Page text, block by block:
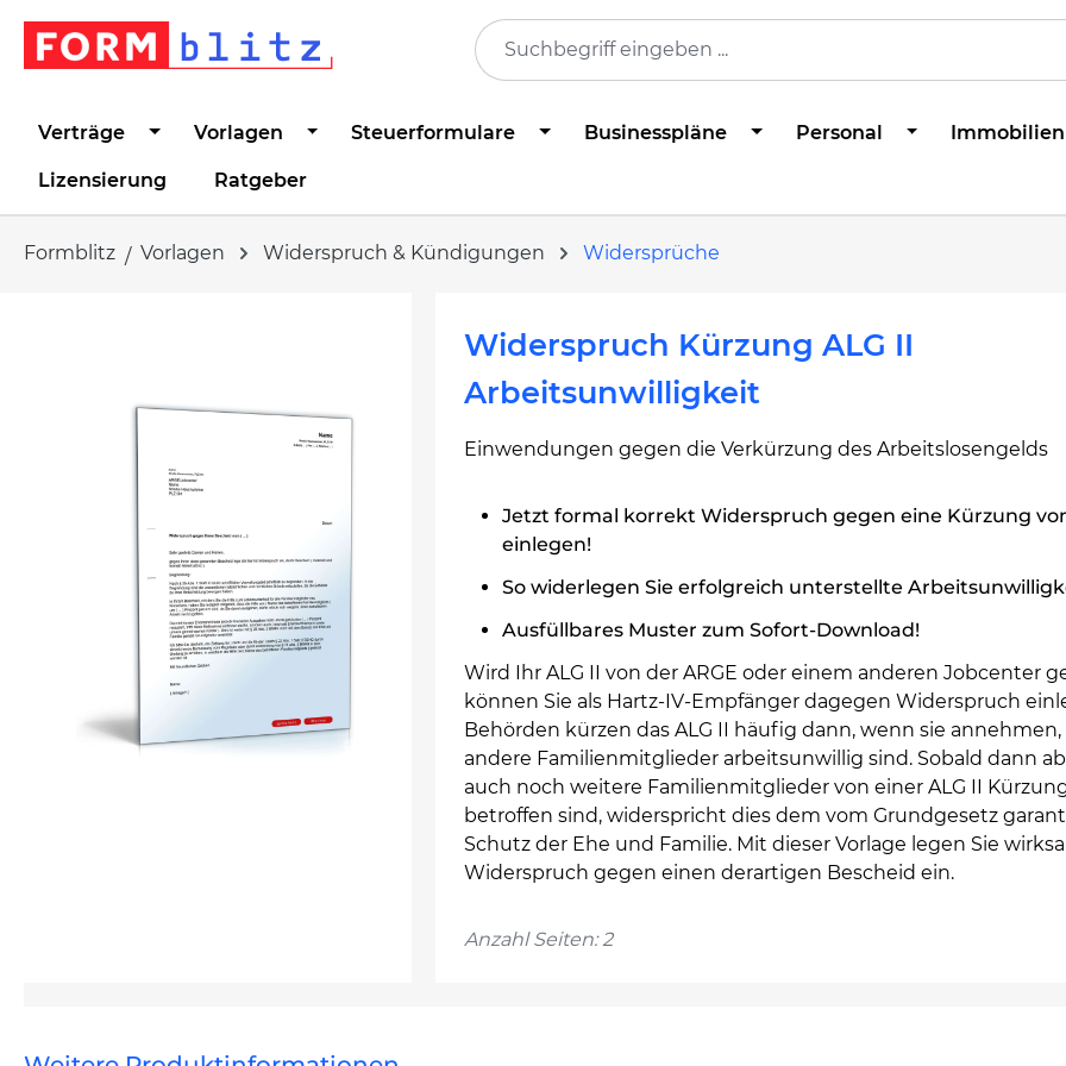
Zur Hauptnavigation springen
Verträge Vorlagen Steuerformulare Businesspläne Personal Immobilien
Lizensierung Ratgeber
Formblitz Vorlagen Widerspruch & Kündigungen Widersprüche
Widerspruch Kürzung ALG II
Arbeitsunwilligkeit
Einwendungen gegen die Verkürzung des Arbeitslosengelds
Jetzt formal korrekt Widerspruch gegen eine Kürzung
einlegen!
So widerlegen Sie erfolgreich unterstellte
Ausfüllbares Muster zum Sofort-Download!
Wird Ihr ALG II von der ARGE oder einem anderen Jobcenter
können Sie als Hartz-IV-Empfänger dagegen Widerspruch
Behörden kürzen das ALG II häufig dann, wenn sie annehmen,
andere Familienmitglieder arbeitsunwillig sind. Sobald dann
auch noch weitere Familienmitglieder von einer ALG II
betroffen sind, widerspricht dies dem vom Grundgesetz
Schutz der Ehe und Familie. Mit dieser Vorlage legen Sie
Widerspruch gegen einen derartigen Bescheid ein.
Anzahl Seiten: 2